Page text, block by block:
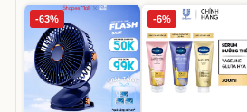
-63% -6%